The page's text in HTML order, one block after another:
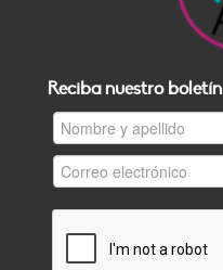
Reciba nuestro boletín